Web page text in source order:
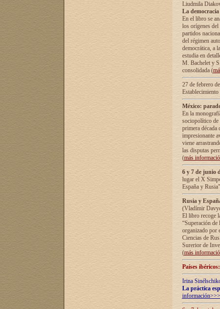
Liudmila
La
En el libro se
los orígenes
partidos
del régimen
democrática, а
estudia en
М. Bachelet у
consolidada (
27 de febrero
México:
En la
sociopolítico de
primera década
impresionante
viene
las disputas
(más
6 y 7 de junio
lugar el X
España y
Rusia y
(Vladímir
El libro recoge
“Superación
organizado por
Ciencias de
Surerior de
(más
Países
Irina
La práctica
información>>>